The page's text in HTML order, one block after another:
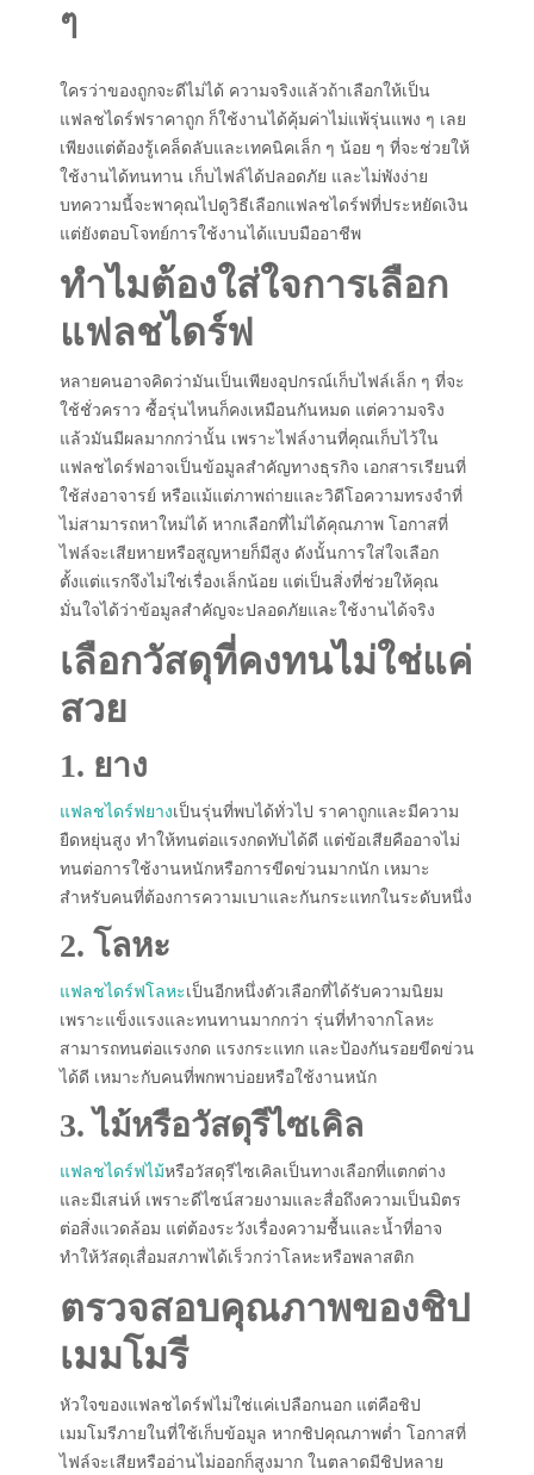
ๆ
ใครว่าของถูกจะดีไม่ได้ ความจริงแล้วถ้าเลือกให้เป็น
แฟลชไดร์ฟราคาถูก ก็ใช้งานได้คุ้มค่าไม่แพ้รุ่นแพง ๆ เลย
เพียงแต่ต้องรู้เคล็ดลับและเทคนิคเล็ก ๆ น้อย ๆ ที่จะช่วยให้
ใช้งานได้ทนทาน เก็บไฟล์ได้ปลอดภัย และไม่พังง่าย
บทความนี้จะพาคุณไปดูวิธีเลือกแฟลชไดร์ฟที่ประหยัดเงิน
แต่ยังตอบโจทย์การใช้งานได้แบบมืออาชีพ
ทำไมต้องใส่ใจการเลือก
แฟลชไดร์ฟ
หลายคนอาจคิดว่ามันเป็นเพียงอุปกรณ์เก็บไฟล์เล็ก ๆ ที่จะ
ใช้ชั่วคราว ซื้อรุ่นไหนก็คงเหมือนกันหมด แต่ความจริง
แล้วมันมีผลมากกว่านั้น เพราะไฟล์งานที่คุณเก็บไว้ใน
แฟลชไดร์ฟอาจเป็นข้อมูลสำคัญทางธุรกิจ เอกสารเรียนที่
ใช้ส่งอาจารย์ หรือแม้แต่ภาพถ่ายและวิดีโอความทรงจำที่
ไม่สามารถหาใหม่ได้ หากเลือกที่ไม่ได้คุณภาพ โอกาสที่
ไฟล์จะเสียหายหรือสูญหายก็มีสูง ดังนั้นการใส่ใจเลือก
ตั้งแต่แรกจึงไม่ใช่เรื่องเล็กน้อย แต่เป็นสิ่งที่ช่วยให้คุณ
มั่นใจได้ว่าข้อมูลสำคัญจะปลอดภัยและใช้งานได้จริง
เลือกวัสดุที่คงทนไม่ใช่แค่
สวย
1. ยาง
แฟลชไดร์ฟยางเป็นรุ่นที่พบได้ทั่วไป ราคาถูกและมีความ
ยืดหยุ่นสูง ทำให้ทนต่อแรงกดทับได้ดี แต่ข้อเสียคืออาจไม่
ทนต่อการใช้งานหนักหรือการขีดข่วนมากนัก เหมาะ
สำหรับคนที่ต้องการความเบาและกันกระแทกในระดับหนึ่ง
2. โลหะ
แฟลชไดร์ฟโลหะเป็นอีกหนึ่งตัวเลือกที่ได้รับความนิยม
เพราะแข็งแรงและทนทานมากกว่า รุ่นที่ทำจากโลหะ
สามารถทนต่อแรงกด แรงกระแทก และป้องกันรอยขีดข่วน
ได้ดี เหมาะกับคนที่พกพาบ่อยหรือใช้งานหนัก
3. ไม้หรือวัสดุรีไซเคิล
แฟลชไดร์ฟไม้หรือวัสดุรีไซเคิลเป็นทางเลือกที่แตกต่าง
และมีเสน่ห์ เพราะดีไซน์สวยงามและสื่อถึงความเป็นมิตร
ต่อสิ่งแวดล้อม แต่ต้องระวังเรื่องความชื้นและน้ำที่อาจ
ทำให้วัสดุเสื่อมสภาพได้เร็วกว่าโลหะหรือพลาสติก
ตรวจสอบคุณภาพของชิป
เมมโมรี
หัวใจของแฟลชไดร์ฟไม่ใช่แค่เปลือกนอก แต่คือชิป
เมมโมรีภายในที่ใช้เก็บข้อมูล หากชิปคุณภาพต่ำ โอกาสที่
ไฟล์จะเสียหรืออ่านไม่ออกก็สูงมาก ในตลาดมีชิปหลาย